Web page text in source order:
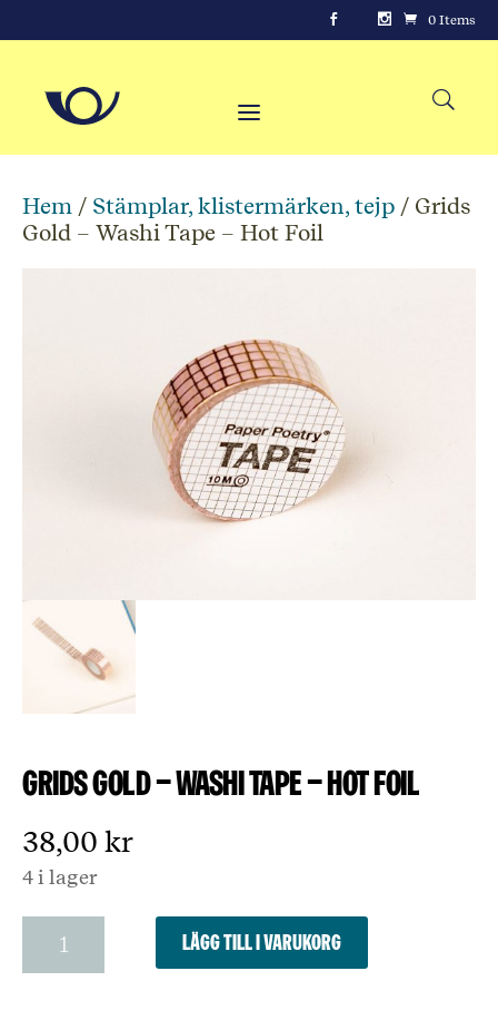
0 Items
Hem / Stämplar, klistermärken, tejp / Grids
Gold – Washi Tape – Hot Foil
Grids Gold – Washi Tape – Hot Foil
38,00 kr
4 i lager
Gold
-
Lägg till i varukorg